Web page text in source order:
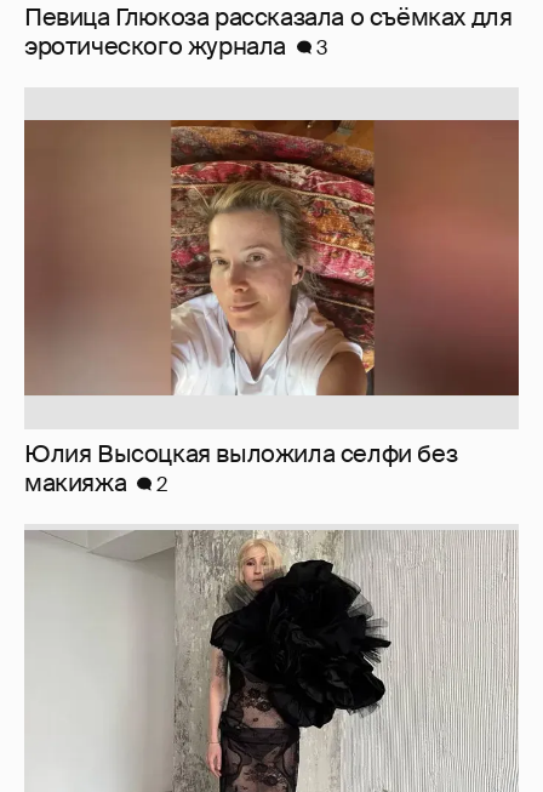
Певица Глюкоза рассказала о съёмках для
эротического журнала
3
Юлия Высоцкая выложила селфи без
макияжа
2